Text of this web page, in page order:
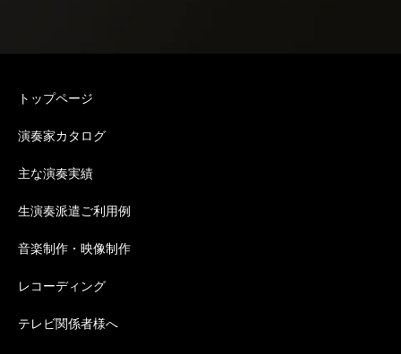
トップページ
演奏家カタログ
主な演奏実績
生演奏派遣ご利用例
音楽制作・映像制作
レコーディング
テレビ関係者様へ